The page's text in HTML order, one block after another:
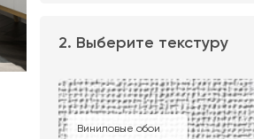
2. Выберите текстуру
Виниловые обои